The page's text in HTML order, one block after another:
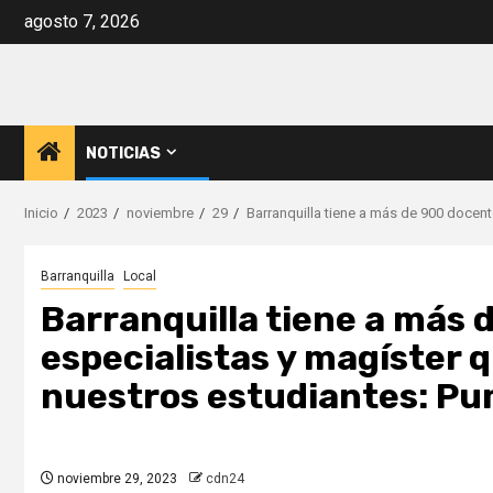
agosto 7, 2026
NOTICIAS
Inicio 2023 noviembre 29 Barranquilla tiene a más de 900
Barranquilla Local
Barranquilla tiene a más
especialistas y magíster
nuestros estudiantes:
noviembre 29, 2023 cdn24